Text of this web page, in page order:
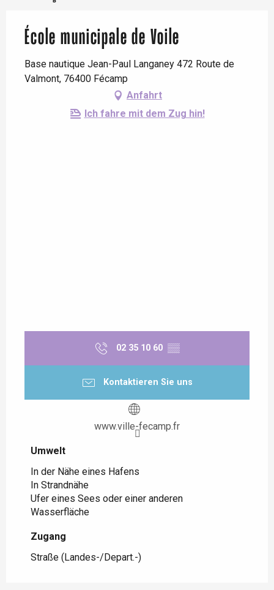
École municipale de Voile
Base nautique Jean-Paul Langaney 472 Route de
Valmont, 76400 Fécamp
Anfahrt
Ich fahre mit dem Zug hin!
02 35 10 60 ▒▒
Kontaktieren Sie uns
www.ville-fecamp.fr
Umwelt
Umwelt
In der Nähe eines Hafens
In Strandnähe
Ufer eines Sees oder einer anderen
Wasserfläche
Zugang
Zugang
Straße (Landes-/Depart.-)